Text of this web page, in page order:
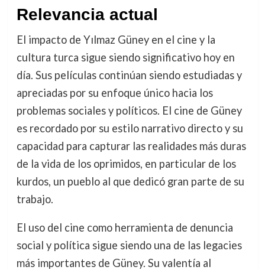
Relevancia actual
El impacto de Yılmaz Güney en el cine y la
cultura turca sigue siendo significativo hoy en
día. Sus películas continúan siendo estudiadas y
apreciadas por su enfoque único hacia los
problemas sociales y políticos. El cine de Güney
es recordado por su estilo narrativo directo y su
capacidad para capturar las realidades más duras
de la vida de los oprimidos, en particular de los
kurdos, un pueblo al que dedicó gran parte de su
trabajo.
El uso del cine como herramienta de denuncia
social y política sigue siendo una de las legacies
más importantes de Güney. Su valentía al